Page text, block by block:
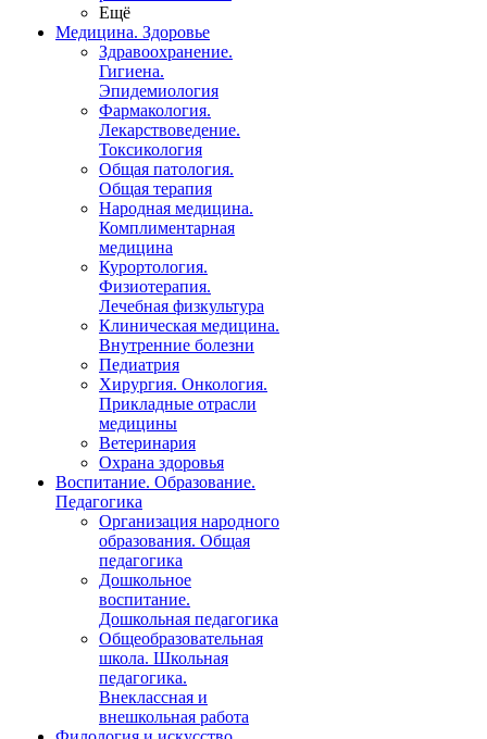
Ещё
Медицина. Здоровье
Здравоохранение.
Гигиена.
Эпидемиология
Фармакология.
Лекарствоведение.
Токсикология
Общая патология.
Общая терапия
Народная медицина.
Комплиментарная
медицина
Курортология.
Физиотерапия.
Лечебная физкультура
Клиническая медицина.
Внутренние болезни
Педиатрия
Хирургия. Онкология.
Прикладные отрасли
медицины
Ветеринария
Охрана здоровья
Воспитание. Образование.
Педагогика
Организация народного
образования. Общая
педагогика
Дошкольное
воспитание.
Дошкольная педагогика
Общеобразовательная
школа. Школьная
педагогика.
Внеклассная и
внешкольная работа